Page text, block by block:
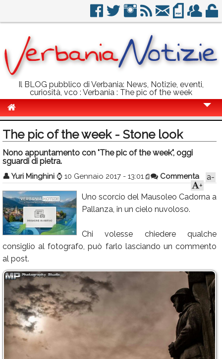
Il BLOG pubblico di Verbania: News, Notizie, eventi,
curiosità, vco : Verbania : The pic of the week
Politica
Sport
Eventi
Info Utili
Rubriche
Calendario
Annunci
The pic of the week - Stone look
Nono appuntamento con "The pic of the week", oggi
sguardi di pietra.
👤Yuri Minghini ⌚ 10 Gennaio 2017 - 13:01 Commenta
a-
+
Uno scorcio del Mausoleo Cadorna a
Pallanza, in un cielo nuvoloso.
Chi volesse chiedere qualche
consiglio al fotografo, può farlo lasciando un commento
al post.